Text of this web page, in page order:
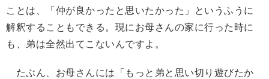
ことは、「仲が良かったと思いたかった」というふうに
解釈することもできる。現にお母さんの家に行った時に
も、弟は全然出てこないんですよ。
たぶん、お母さんには「もっと弟と思い切り遊びたか